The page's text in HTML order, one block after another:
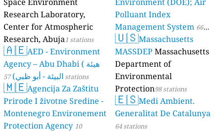
Research Laboratory,
Center for Atmospheric
Research, Abuja1 stations
🇦🇪AED - Environment
Agency – Abu Dhabi ( هيئة
البيئة - أبو ظبي) 57 stations
🇲🇪Agencija Za Zaštitu
Prirode I životne Sredine -
Montenegro Environement
Protection Agency 10
Polluant Index
Management System 66
stations
🇺🇸Massachusetts
MASSDEP Massachusetts
Department of
Environmental
Protection98 stations
🇪🇸Medi Ambient.
Generalitat De Catalunya
64 stations